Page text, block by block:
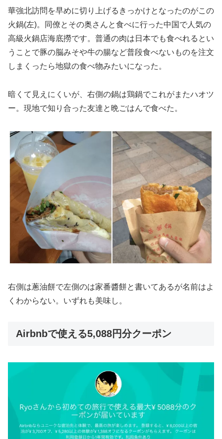
華強北訪問を早めに切り上げるきっかけとなったのがこの
火鍋(左)。同僚とその奥さんと食べに行った中国で人気の
高級火鍋店海底撈です。普通の肉は日本でも食べれるとい
うことで豚の脳みそや牛の腸など普段食べないものを注文
しまくったら地獄の食べ物みたいになった。
暗くて見えにくいが、右側の鍋は鶏鍋でこれがまたハオツ
ー。現地で知り合った友達と晩ごはんで食べた。
右側は蔥油餅で左側のは家番醬餅と書いてあるが名前はよ
くわからない。いずれも美味し。
Airbnbで使える5,088円分クーポン